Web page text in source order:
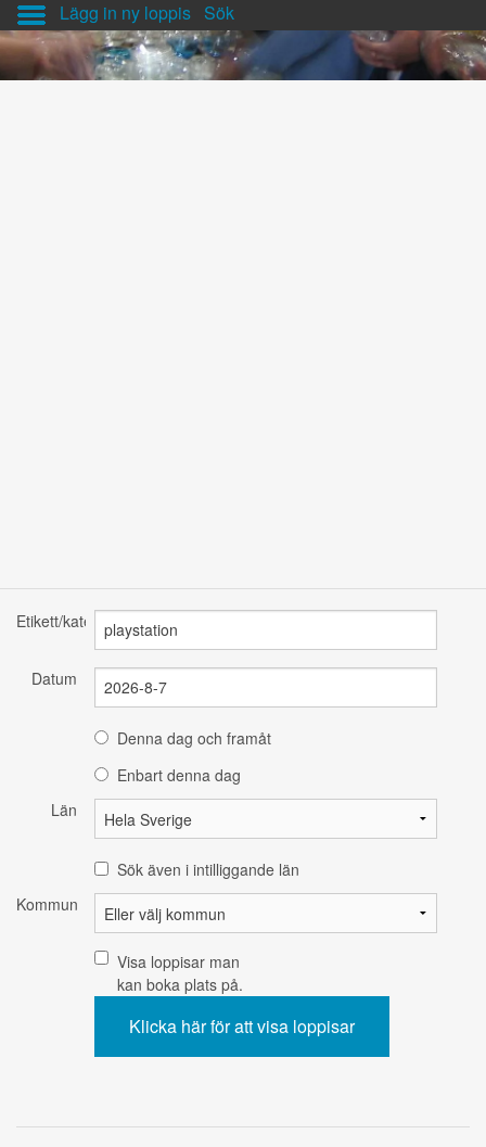
Lägg in ny loppis Sök
Etikett/kategori
Datum
Denna dag och framåt
Enbart denna dag
Län
Sök även i intilliggande län
Kommun
Visa loppisar man
kan boka plats på.